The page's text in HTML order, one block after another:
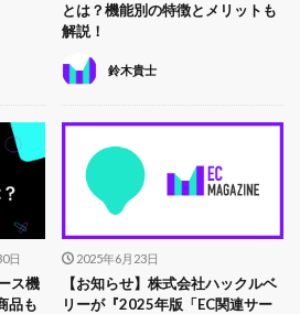
とは？機能別の特徴とメリットも
解説！
鈴木貴士
日
ス機
品も
2025年6月23日
【お知らせ】株式会社ハックルベ
リーが『2025年版「EC関連サー